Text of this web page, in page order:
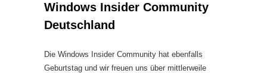
Windows Insider Community
Deutschland
Die Windows Insider Community hat ebenfalls
Geburtstag und wir freuen uns über mittlerweile